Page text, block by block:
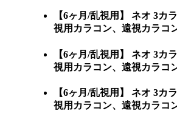
【6ヶ月/乱視用】 ネオ 3
視用カラコン、遠視カラコ
【6ヶ月/乱視用】 ネオ 3
視用カラコン、遠視カラコ
【6ヶ月/乱視用】 ネオ 3
視用カラコン、遠視カラコ